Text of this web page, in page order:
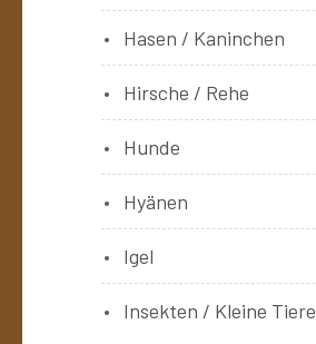
Hasen / Kaninchen
Hirsche / Rehe
Hunde
Hyänen
Igel
Insekten / Kleine Tiere